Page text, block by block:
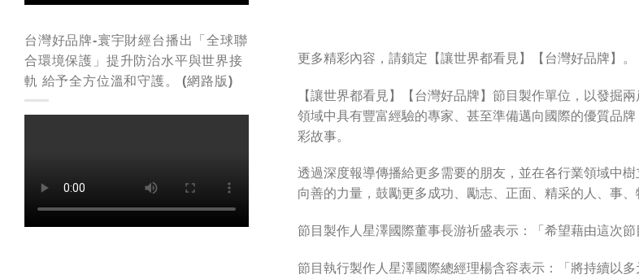
台灣好品牌-寰宇財經台播出「全球聯
合環境保護」提升防治水平與世界接
軌 給予全方位溫和守護。 (網路版)
更多精彩內容，請鎖定【讓世界都看見】【台灣好品牌】。
【讓世界都看見】【台灣好品牌】節目製作單位，以發掘
領域中具有豐富經驗的專家、甚至準備邁向國際的優質品
彩故事。
透過深度報導傳播給更多需要的朋友，並在各行業領域中
向善的力量，鼓勵更多成功、勵志、正面、精采的人、事、
節目製作人星澤國際董事長游祈盛表示：「希望藉由這次節
節目執行製作人星澤國際總經理楊含容表示：「將持續以